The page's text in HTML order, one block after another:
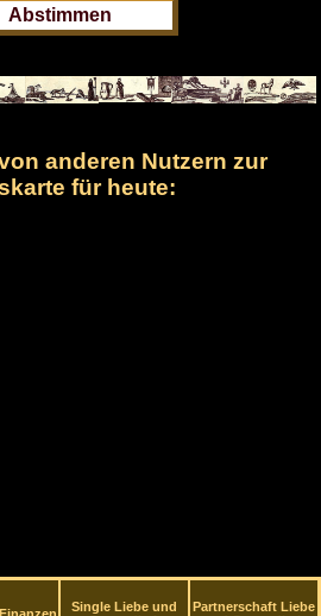
anderen Nutzern zur
für heute:
Single Liebe und
Partnerschaft Liebe